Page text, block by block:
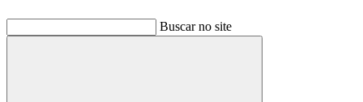
Buscar no site